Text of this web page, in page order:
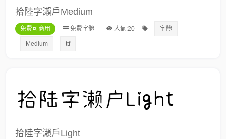
拾陸字瀨戶Medium
免費可商用 免費字體 人氣:20 字體
Medium ttf
拾陸字瀨戶Light